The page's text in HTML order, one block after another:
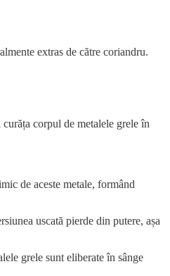
extras de către coriandru.
corpul de metalele grele în
de aceste metale, formând
uscată pierde din putere, așa
grele sunt eliberate în sânge